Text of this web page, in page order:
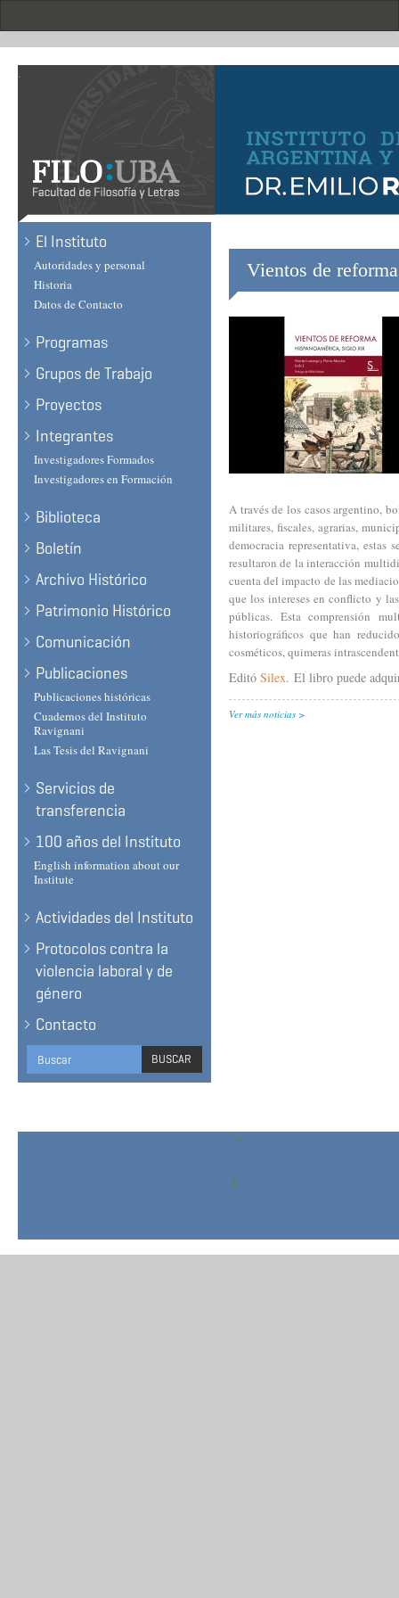
.
El Instituto
Autoridades y personal
Historia
Datos de Contacto
Programas
Grupos de Trabajo
Proyectos
Integrantes
Investigadores Formados
Investigadores en Formación
Biblioteca
Boletín
Archivo Histórico
Patrimonio Histórico
Comunicación
Publicaciones
Publicaciones históricas
Cuadernos del Instituto
Ravignani
Las Tesis del Ravignani
Servicios de
transferencia
100 años del Instituto
English information about our
Institute
Actividades del Instituto
Protocolos contra la
violencia laboral y de
género
Contacto
Search
form
BUSCAR
BUSCAR
Vientos de
A través de los casos argentino,
militares, fiscales, agrarias,
democracia representativa,
resultaron de la interacción
cuenta del impacto de las
que los intereses en conflicto y
públicas. Esta comprensión
historiográficos que han
cosméticos, quimeras
Editó Silex. El libro puede
Ver más noticias